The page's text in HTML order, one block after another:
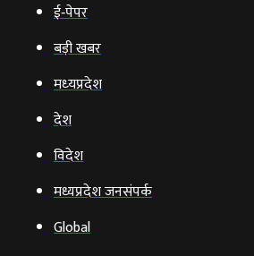
ई‑पेपर
बड़ी खबर
मध्‍यप्रदेश
देश
विदेश
मध्यप्रदेश जनसंपर्क
Global